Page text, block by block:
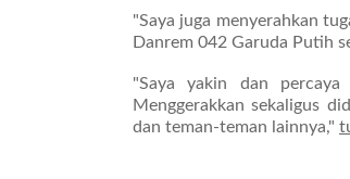
"Saya juga menyerahkan
Danrem 042 Garuda Putih
"Saya yakin dan percaya
Menggerakkan sekaligus
dan teman-teman lainnya,"